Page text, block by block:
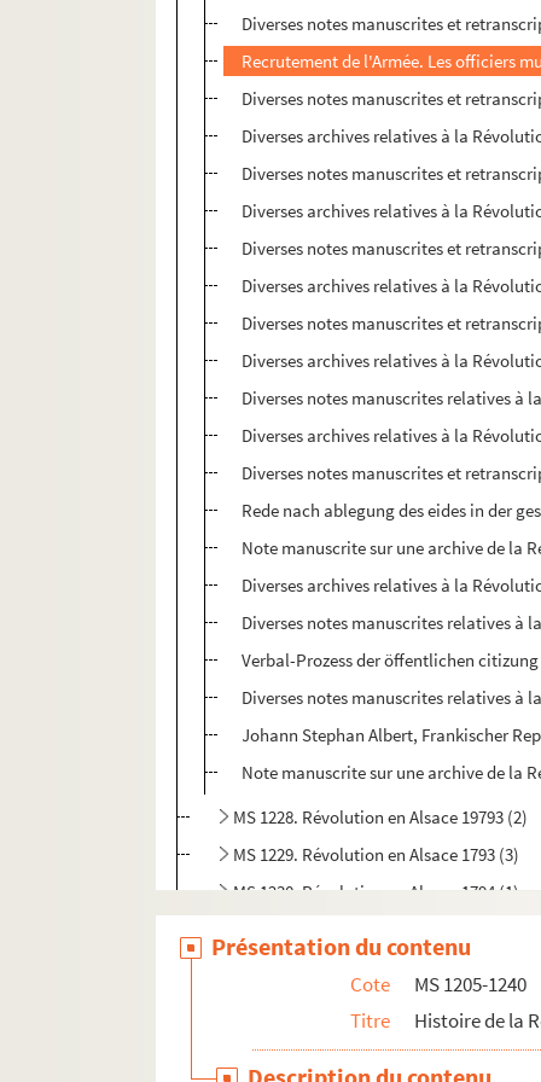
Diverses notes manuscrites et
Recrutement de l'Armée. Les officiers
Diverses notes manuscrites et
Diverses archives relatives à la
Diverses notes manuscrites et
Diverses archives relatives à la
Diverses notes manuscrites et
Diverses archives relatives à la
Diverses notes manuscrites et
Diverses archives relatives à la
Diverses notes manuscrites relatives à
Diverses archives relatives à la
Diverses notes manuscrites et
Rede nach ablegung des eides in der
Note manuscrite sur une archive de la
Diverses archives relatives à la
Diverses notes manuscrites relatives à
Verbal-Prozess der öffentlichen
Diverses notes manuscrites relatives à
Johann Stephan Albert, Frankischer
Note manuscrite sur une archive de la
MS 1228. Révolution en Alsace 19793 (2)
MS 1229. Révolution en Alsace 1793 (3)
MS 1230. Révolution en Alsace 1794 (1)
Présentation du contenu
Cote
MS 1205-1240
Titre
Histoire de la